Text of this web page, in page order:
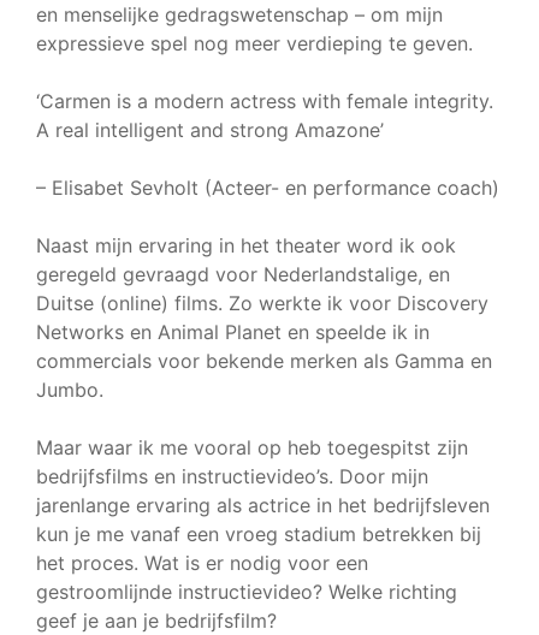
en menselijke gedragswetenschap – om mijn
expressieve spel nog meer verdieping te geven.
‘Carmen is a modern actress with female integrity.
A real intelligent and strong Amazone’
– Elisabet Sevholt (Acteer- en performance coach)
Naast mijn ervaring in het theater word ik ook
geregeld gevraagd voor Nederlandstalige, en
Duitse (online) films. Zo werkte ik voor Discovery
Networks en Animal Planet en speelde ik in
commercials voor bekende merken als Gamma en
Jumbo.
Maar waar ik me vooral op heb toegespitst zijn
bedrijfsfilms en instructievideo’s. Door mijn
jarenlange ervaring als actrice in het bedrijfsleven
kun je me vanaf een vroeg stadium betrekken bij
het proces. Wat is er nodig voor een
gestroomlijnde instructievideo? Welke richting
geef je aan je bedrijfsfilm?